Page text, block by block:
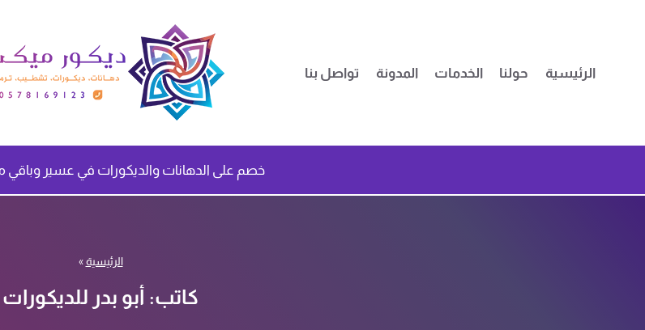
الرئيسية
حولنا الخدمات المدونة تواصل بنا
خصم على الدهانات والديكورات في عسير وباقي
الرئيسية»
كاتب: أبو بدر للديكورات